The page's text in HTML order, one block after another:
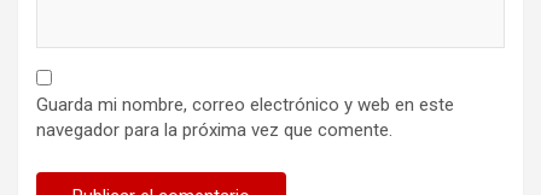
Guarda mi nombre, correo electrónico y web en este
navegador para la próxima vez que comente.